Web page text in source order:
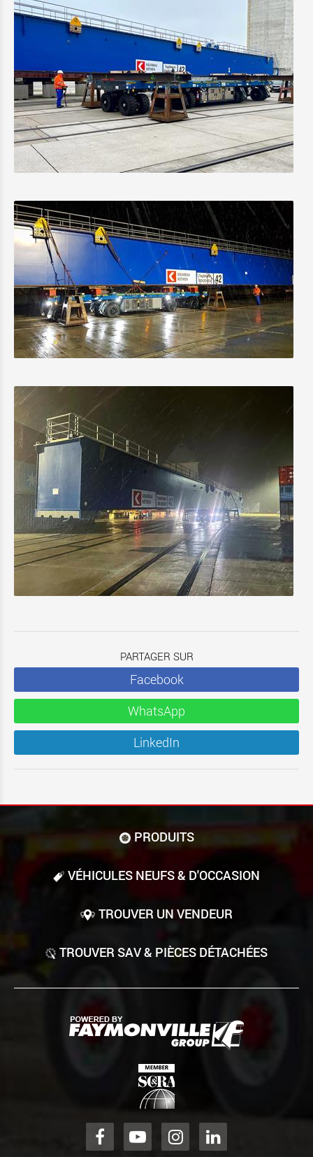
PARTAGER SUR
Facebook
WhatsApp
LinkedIn
PRODUITS
VÉHICULES NEUFS & D'OCCASION
TROUVER UN VENDEUR
TROUVER SAV & PIÈCES DÉTACHÉES